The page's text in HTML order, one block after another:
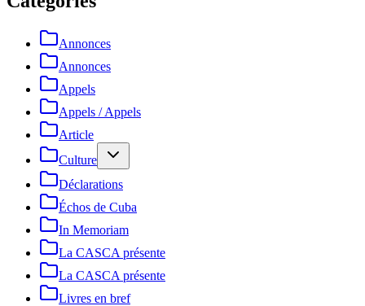
Annonces
Annonces
Appels
Appels / Appels
Article
Culture
Déclarations
Échos de Cuba
In Memoriam
La CASCA présente
La CASCA présente
Livres en bref